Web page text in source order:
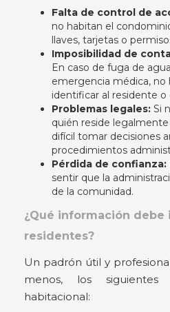
Falta de control de
no habitan el
llaves, tarjetas o
Imposibilidad de
En caso de fuga de
emergencia médica, no
identificar al residente o
Problemas legales:Si
quién reside
difícil tomar decisiones
procedimientos
Pérdida de confianza:
sentir que la
de la comunidad.
¿Qué información
residentes?
Un padrón útil y
menos, los
habitacional: